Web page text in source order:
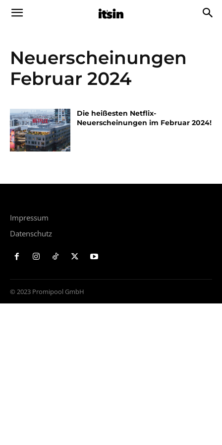
Neuerscheinungen
Februar 2024
Die heißesten Netflix-
Neuerscheinungen im Februar 2024!
Impressum
Datenschutz
© 2023 Promipool GmbH